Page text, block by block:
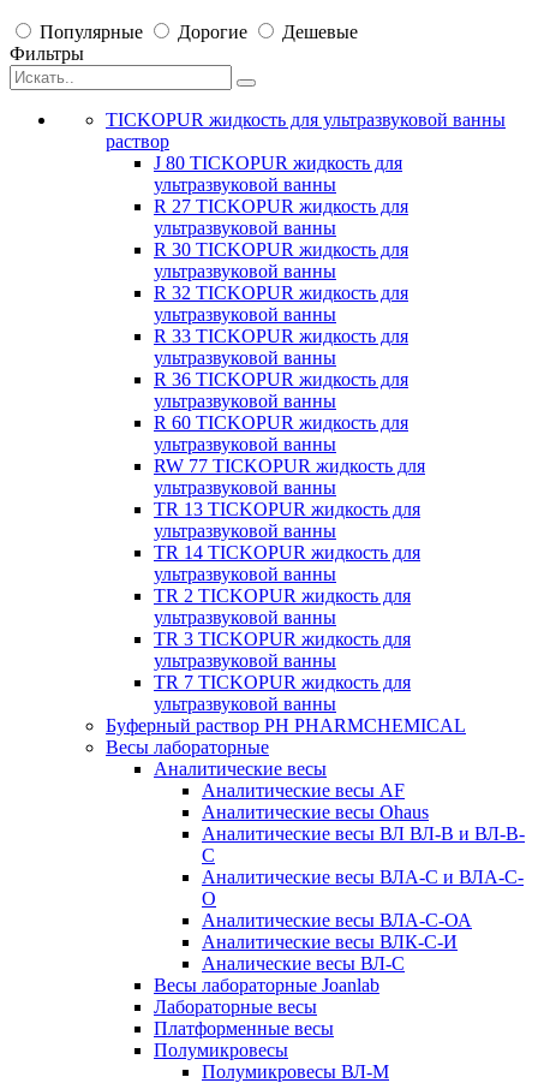
Популярные Дорогие
Дешевые
Фильтры
TICKOPUR жидкость для ультразвуковой ванны
раствор
J 80 TICKOPUR жидкость для
ультразвуковой ванны
R 27 TICKOPUR жидкость для
ультразвуковой ванны
R 30 TICKOPUR жидкость для
ультразвуковой ванны
R 32 TICKOPUR жидкость для
ультразвуковой ванны
R 33 TICKOPUR жидкость для
ультразвуковой ванны
R 36 TICKOPUR жидкость для
ультразвуковой ванны
R 60 TICKOPUR жидкость для
ультразвуковой ванны
RW 77 TICKOPUR жидкость для
ультразвуковой ванны
TR 13 TICKOPUR жидкость для
ультразвуковой ванны
TR 14 TICKOPUR жидкость для
ультразвуковой ванны
TR 2 TICKOPUR жидкость для
ультразвуковой ванны
TR 3 TICKOPUR жидкость для
ультразвуковой ванны
TR 7 TICKOPUR жидкость для
ультразвуковой ванны
Буферный раствор PH PHARMCHEMICAL
Весы лабораторные
Аналитические весы
Аналитические весы AF
Аналитические весы Ohaus
Аналитические весы ВЛ ВЛ-В и ВЛ-В-
С
Аналитические весы ВЛА-С и ВЛА-С-
О
Аналитические весы ВЛА-С-ОА
Аналитические весы ВЛК-С-И
Аналические весы ВЛ-С
Весы лабораторные Joanlab
Лабораторные весы
Платформенные весы
Полумикровесы
Полумикровесы ВЛ-М